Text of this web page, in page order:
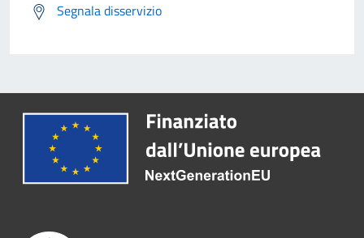
Segnala disservizio